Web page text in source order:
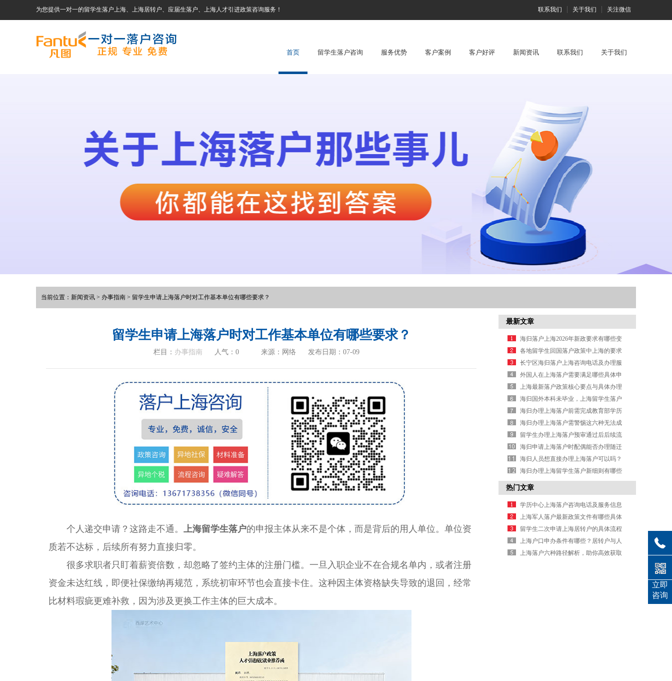
为您提供一对一的留学生落户上海、上海居转户、应届生落户、上海人才引进政策咨询服务！ 联系我们 关于我们 关注微信
首页 留学生落户咨询 服务优势 客户案例 客户好评 新闻资讯 联系我们 关于我们
当前位置： 新闻资讯 > 办事指南 > 留学生申请上海落户时对工作基本单位有哪些要求？
留学生申请上海落户时对工作基本单位有哪些要求？
栏目： 办事指南 人气： 0 来源：网络 发布日期：07-09
个人递交申请？这路走不通。 上海留学生落户的申报主体从来不是个体，而是背后的用人单位。单位资
质若不达标，后续所有努力直接归零。
很多求职者只盯着薪资倍数，却忽略了签约主体的注册门槛。一旦入职企业不在合规名单内，或者注册
资金未达红线，即便社保缴纳再规范，系统初审环节也会直接卡住。这种因主体资格缺失导致的退回，经常
比材料瑕疵更难补救，因为涉及更换工作主体的巨大成本。
最新文章
海归落户上海2026年新政要求有哪些变
化？
各地留学生回国落户政策中上海的要求
有哪些？
长宁区海归落户上海咨询电话及办理服
务信息
外国人在上海落户需要满足哪些具体申
请条件
上海最新落户政策核心要点与具体办理
信息汇总
海归国外本科未毕业，上海留学生落户
学历认证怎么补救？
海归办理上海落户前需完成教育部学历
认证
海归办理上海落户需警惕这六种无法成
功落户的情况
留学生办理上海落户预审通过后后续流
程是什么
海归申请上海落户时配偶能否办理随迁
手续？
海归人员想直接办理上海落户可以吗？
海归办理上海留学生落户新细则有哪些
具体要求？
热门文章
学历中心上海落户咨询电话及服务信息
上海军人落户最新政策文件有哪些具体
规定要求
留学生二次申请上海居转户的具体流程
是什么
上海户口申办条件有哪些？居转户与人
才引进要求详解
上海落户六种路径解析，助你高效获取
立即
咨询